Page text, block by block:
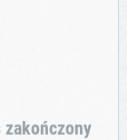
zakończony